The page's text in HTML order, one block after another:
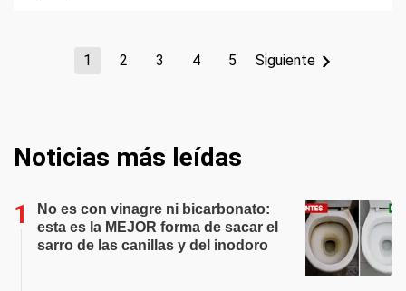
1 2 3 4 5 Siguiente
Noticias más leídas
No es con vinagre ni bicarbonato:
esta es la MEJOR forma de sacar el
sarro de las canillas y del inodoro